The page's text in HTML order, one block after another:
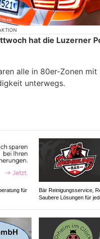
hat die Luzerner
alle in 80er-Zonen mit
unterwegs.
für
Bär Reinigungsservice,
Saubere Lösungen für